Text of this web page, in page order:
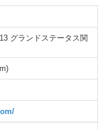
グランドステータス関
)